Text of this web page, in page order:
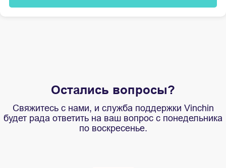
Остались вопросы?
Свяжитесь с нами, и служба поддержки Vinchin
будет рада ответить на ваш вопрос с понедельника
по воскресенье.